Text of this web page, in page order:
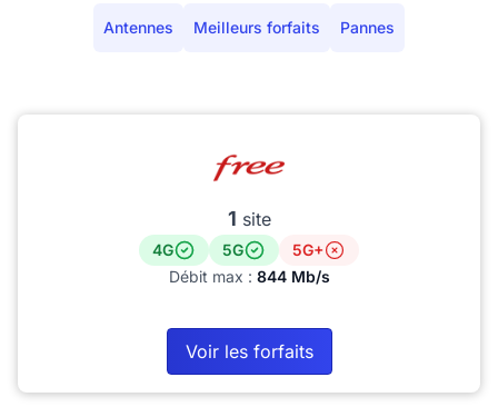
Antennes Meilleurs forfaits Pannes
1 site
4G 5G
5G+
Débit max : 844 Mb/s
Voir les forfaits